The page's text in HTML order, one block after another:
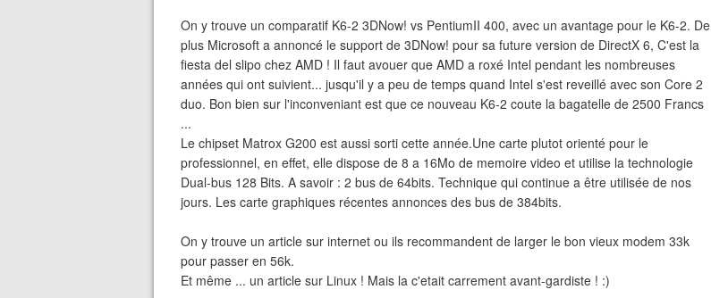
On y trouve un comparatif K6-2 3DNow! vs PentiumII 400, avec un avantage pour le K6-2. De
plus Microsoft a annoncé le support de 3DNow! pour sa future version de DirectX 6, C'est la
fiesta del slipo chez AMD ! Il faut avouer que AMD a roxé Intel pendant les nombreuses
années qui ont suivient... jusqu'il y a peu de temps quand Intel s'est reveillé avec son Core 2
duo. Bon bien sur l'inconveniant est que ce nouveau K6-2 coute la bagatelle de 2500 Francs
...
Le chipset Matrox G200 est aussi sorti cette année.Une carte plutot orienté pour le
professionnel, en effet, elle dispose de 8 a 16Mo de memoire video et utilise la technologie
Dual-bus 128 Bits. A savoir : 2 bus de 64bits. Technique qui continue a être utilisée de nos
jours. Les carte graphiques récentes annonces des bus de 384bits.
On y trouve un article sur internet ou ils recommandent de larger le bon vieux modem 33k
pour passer en 56k.
Et même ... un article sur Linux ! Mais la c'etait carrement avant-gardiste ! :)